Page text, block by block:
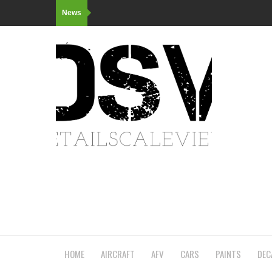
News
HOME AIRCRAFT AFV CARS PAINTS